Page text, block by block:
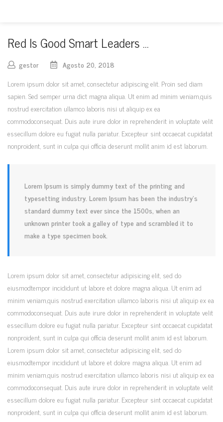
Red Is Good Smart Leaders …
gestor
Agosto 20, 2018
Lorem ipsum dolor sit amet, consectetur adipiscing elit. Proin sed diam
sapien. Sed semper urna dict magna aliqua. Ut enim ad minim veniam,quis
nostrud exercitation ullamco laboris nisi ut aliquip ex ea
commodoconsequat. Duis aute irure dolor in reprehenderit in voluptate velit
essecillum dolore eu fugiat nulla pariatur. Excepteur sint occaecat cupidatat
nonproident, sunt in culpa qui officia deserunt mollit anim id est laborum.
Lorem Ipsum is simply dummy text of the printing and
typesetting industry. Lorem Ipsum has been the industry’s
standard dummy text ever since the 1500s, when an
unknown printer took a galley of type and scrambled it to
make a type specimen book.
Lorem ipsum dolor sit amet, consectetur adipisicing elit, sed do
eiusmodtempor incididunt ut labore et dolore magna aliqua. Ut enim ad
minim veniam,quis nostrud exercitation ullamco laboris nisi ut aliquip ex ea
commodoconsequat. Duis aute irure dolor in reprehenderit in voluptate velit
essecillum dolore eu fugiat nulla pariatur. Excepteur sint occaecat cupidatat
nonproident, sunt in culpa qui officia deserunt mollit anim id est laborum.
Lorem ipsum dolor sit amet, consectetur adipisicing elit, sed do
eiusmodtempor incididunt ut labore et dolore magna aliqua. Ut enim ad
minim veniam,quis nostrud exercitation ullamco laboris nisi ut aliquip ex ea
commodoconsequat. Duis aute irure dolor in reprehenderit in voluptate velit
essecillum dolore eu fugiat nulla pariatur. Excepteur sint occaecat cupidatat
nonproident, sunt in culpa qui officia deserunt mollit anim id est laborum.